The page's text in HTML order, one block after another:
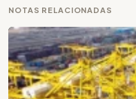
NOTAS RELACIONADAS